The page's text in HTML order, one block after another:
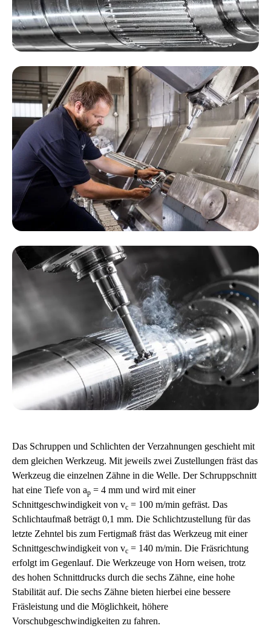
Das Schruppen und Schlichten der Verzahnungen geschieht mit
dem gleichen Werkzeug. Mit jeweils zwei Zustellungen fräst das
Werkzeug die einzelnen Zähne in die Welle. Der Schruppschnitt
hat eine Tiefe von ap = 4 mm und wird mit einer
Schnittgeschwindigkeit von vc = 100 m/min gefräst. Das
Schlichtaufmaß beträgt 0,1 mm. Die Schlichtzustellung für das
letzte Zehntel bis zum Fertigmaß fräst das Werkzeug mit einer
Schnittgeschwindigkeit von vc = 140 m/min. Die Fräsrichtung
erfolgt im Gegenlauf. Die Werkzeuge von Horn weisen, trotz
des hohen Schnittdrucks durch die sechs Zähne, eine hohe
Stabilität auf. Die sechs Zähne bieten hierbei eine bessere
Fräsleistung und die Möglichkeit, höhere
Vorschubgeschwindigkeiten zu fahren.